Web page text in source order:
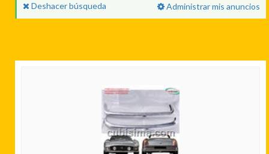
Deshacer búsqueda Administrar mis anuncios